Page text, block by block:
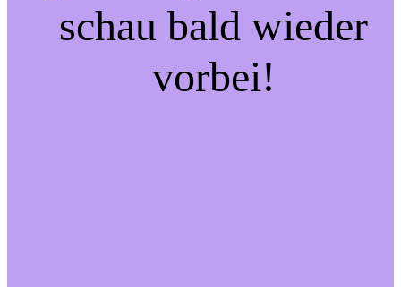
schau bald wieder
vorbei!